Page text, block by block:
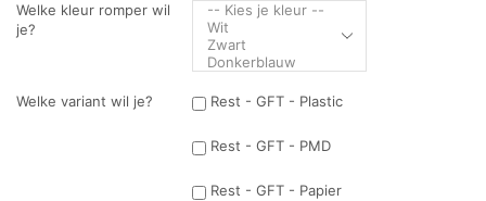
Welke kleur romper wil
je?
Welke variant wil je? Rest - GFT - Plastic
Rest - GFT - PMD
Rest - GFT - Papier